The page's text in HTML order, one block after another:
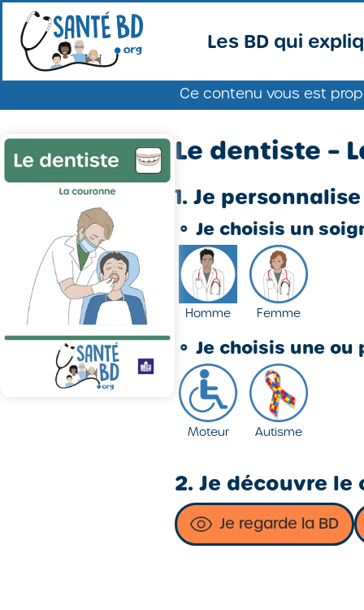
Les BD qui
Ce contenu vous est
Le dentiste –
1. Je
⚬Je choisis un
Homme Femme
⚬Je choisis une
Moteur Autisme
2. Je découvre le
Je regarde la BD